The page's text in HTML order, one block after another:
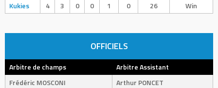
Kukies
4 3 0 0 1 0 26 Win
OFFICIELS
Arbitre de champs
Arbitre Assistant
Frédéric MOSCONI
Arthur PONCET